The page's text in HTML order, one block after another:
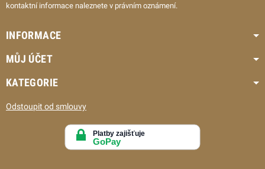
kontaktní informace naleznete v právním oznámení.
INFORMACE
MŮJ ÚČET
KATEGORIE
Odstoupit od smlouvy